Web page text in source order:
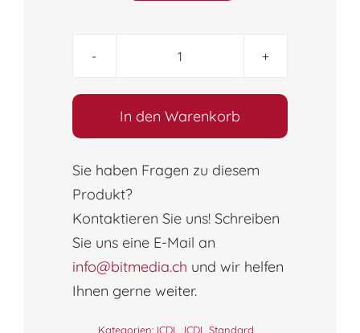
ICDL
Module)
6.0
Office
2016
|
In den Warenkorb
Sie haben Fragen zu diesem
Produkt?
Kontaktieren Sie uns! Schreiben
Sie uns eine E-Mail an
info@bitmedia.ch und wir helfen
Ihnen gerne weiter.
Kategorien: ICDL
ICDL Standard